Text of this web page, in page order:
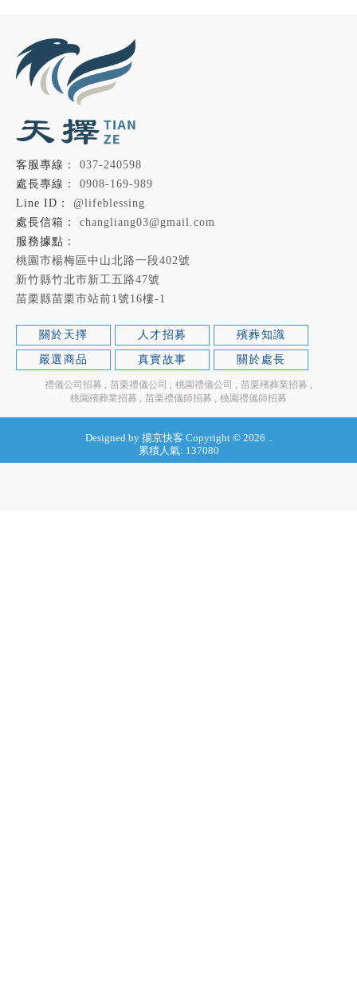
@lifeblessing
037-240598
0908-169-989
新竹縣竹北市新工五路47號
changliang03@gmail.com
苗栗縣苗栗市站前1號16樓-1
桃園市楊梅區中山北路一段402號
關於天擇 人才招募 殯葬知識
嚴選商品 真實故事 關於處長
禮儀公司招募 苗栗禮儀公司 桃園禮儀公司
苗栗殯葬業招募
桃園殯葬業招募
苗栗禮儀師招募 桃園禮儀師招募
Designed by 揚京快客 Copyright © 2026
累積人氣: 137080